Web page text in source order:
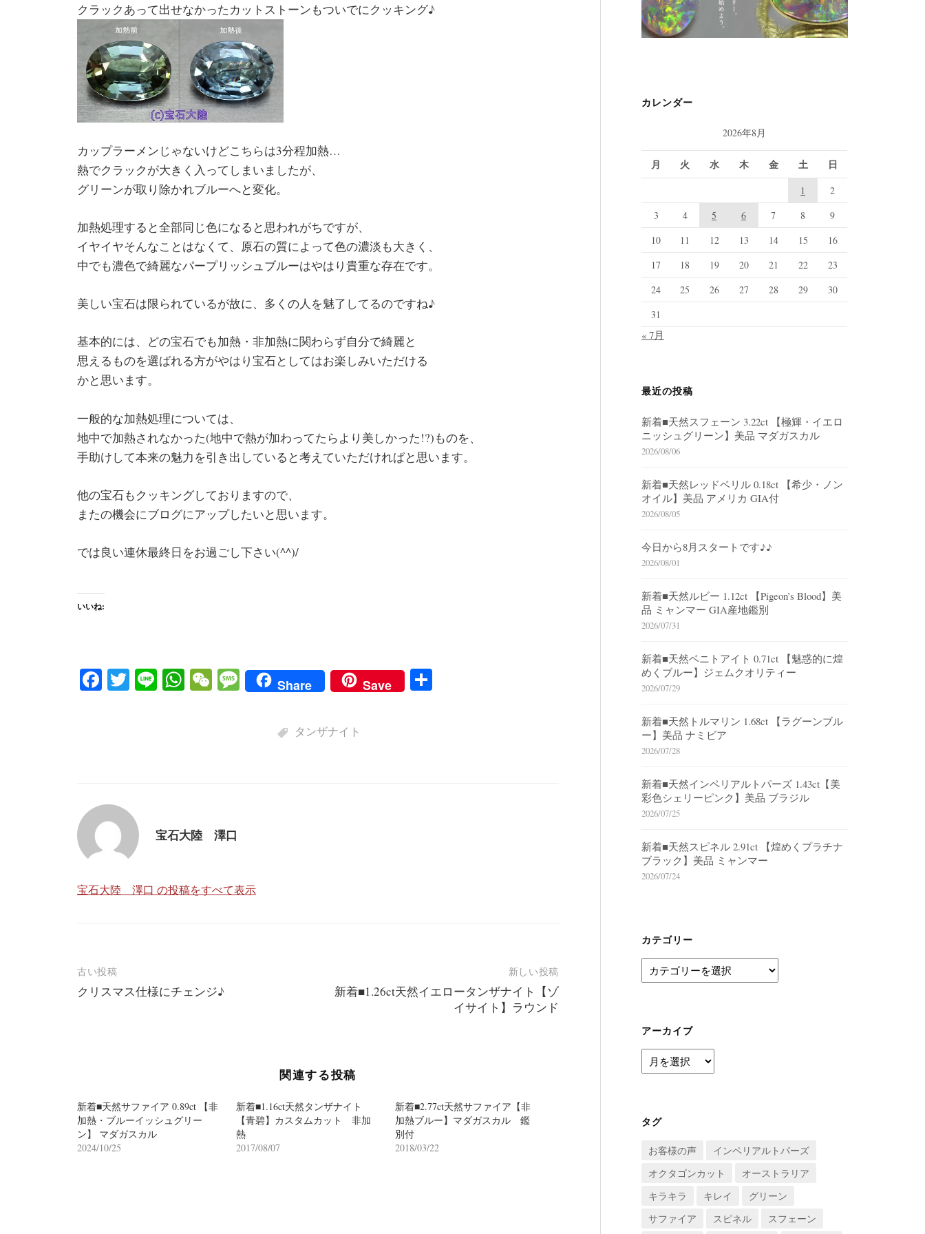
クラックあって出せなかったカットストーンもついでにクッキング♪
カップラーメンじゃないけどこちらは3分程加熱…
熱でクラックが大きく入ってしまいましたが、
グリーンが取り除かれブルーへと変化。
加熱処理すると全部同じ色になると思われがちですが、
イヤイヤそんなことはなくて、原石の質によって色の濃淡も大きく、
中でも濃色で綺麗なパープリッシュブルーはやはり貴重な存在です。
美しい宝石は限られているが故に、多くの人を魅了してるのですね♪
基本的には、どの宝石でも加熱・非加熱に関わらず自分で綺麗と
思えるものを選ばれる方がやはり宝石としてはお楽しみいただける
かと思います。
一般的な加熱処理については、
地中で加熱されなかった(地中で熱が加わってたらより美しかった!?)ものを、
手助けして本来の魅力を引き出していると考えていただければと思います。
他の宝石もクッキングしておりますので、
またの機会にブログにアップしたいと思います。
では良い連休最終日をお過ごし下さい(^^)/
いいね:
Fa T Li W W M
es
Share Save
タンザナイト
宝石大陸 澤口
宝石大陸 澤口 の投稿をすべて表示
投
稿
シ
ョ
ン
古い投稿
クリスマス仕様にチェンジ♪
新しい投稿
新着■1.26ct天然イエロータンザナイト【ゾ
イサイト】ラウンド
関連する投稿
新着■天然サファイア 0.89ct 【非
加熱・ブルーイッシュグリー
ン】 マダガスカル
2024/10/25
新着■1.16ct天然タンザナイト
【青碧】カスタムカット 非加
熱
2017/08/07
新着■2.77ct天然サファイア【非
加熱ブルー】マダガスカル 鑑
別付
2018/03/22
カレンダー
2026年8月
月 火 水 木 金 土 日
1
2
3
4 5 6 7 8
9
10
11 12 13 14 15
16
17
18 19 20 21 22
23
24
25 26 27 28 29
30
31
« 7月
最近の投稿
新着■天然スフェーン 3.22ct 【極輝・イエロ
ニッシュグリーン】美品 マダガスカル
2026/08/06
新着■天然レッドベリル 0.18ct 【希少・ノン
オイル】美品 アメリカ GIA付
2026/08/05
今日から8月スタートです♪♪
2026/08/01
新着■天然ルビー 1.12ct 【Pigeon’s Blood】美
品 ミャンマー GIA産地鑑別
2026/07/31
新着■天然ベニトアイト 0.71ct 【魅惑的に煌
めくブルー】ジェムクオリティー
2026/07/29
新着■天然トルマリン 1.68ct 【ラグーンブル
ー】美品 ナミビア
2026/07/28
新着■天然インペリアルトパーズ 1.43ct【美
彩色シェリーピンク】美品 ブラジル
2026/07/25
新着■天然スピネル 2.91ct 【煌めくプラチナ
ブラック】美品 ミャンマー
2026/07/24
カテゴリー
テ
ー
アーカイブ
ア
ー
ブ
タグ
お客様の声
インペリアルトパーズ
オクタゴンカット
オーストラリア
キラキラ
キレイ
グリーン
サファイア
スピネル スフェーン